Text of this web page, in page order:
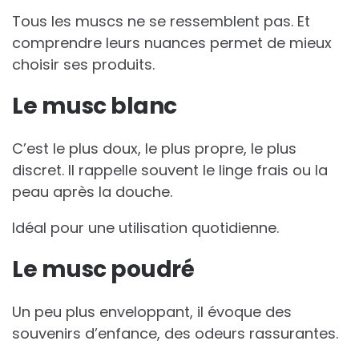
Tous les muscs ne se ressemblent pas. Et
comprendre leurs nuances permet de mieux
choisir ses produits.
Le musc blanc
C’est le plus doux, le plus propre, le plus
discret. Il rappelle souvent le linge frais ou la
peau après la douche.
Idéal pour une utilisation quotidienne.
Le musc poudré
Un peu plus enveloppant, il évoque des
souvenirs d’enfance, des odeurs rassurantes.